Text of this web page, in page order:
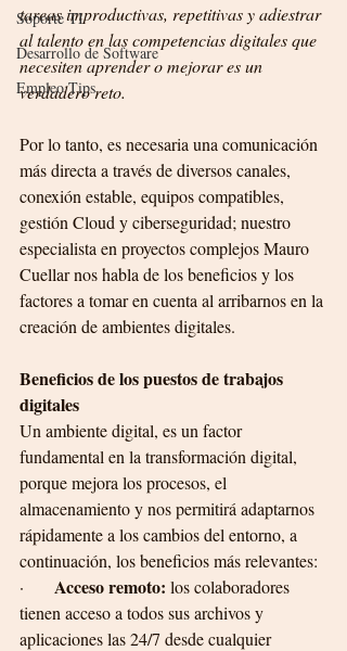
Soporte TI
Desarrollo de Software
Empleo Tips
tareas improductivas, repetitivas y adiestrar
al talento en las competencias digitales que
necesiten aprender o mejorar es un
verdadero reto.
Por lo tanto, es necesaria una comunicación
más directa a través de diversos canales,
conexión estable, equipos compatibles,
gestión Cloud y ciberseguridad; nuestro
especialista en proyectos complejos Mauro
Cuellar nos habla de los beneficios y los
factores a tomar en cuenta al arribarnos en la
creación de ambientes digitales.
Beneficios de los puestos de trabajos
digitales
Un ambiente digital, es un factor
fundamental en la transformación digital,
porque mejora los procesos, el
almacenamiento y nos permitirá adaptarnos
rápidamente a los cambios del entorno, a
continuación, los beneficios más relevantes:
· Acceso remoto: los colaboradores
tienen acceso a todos sus archivos y
aplicaciones las 24/7 desde cualquier